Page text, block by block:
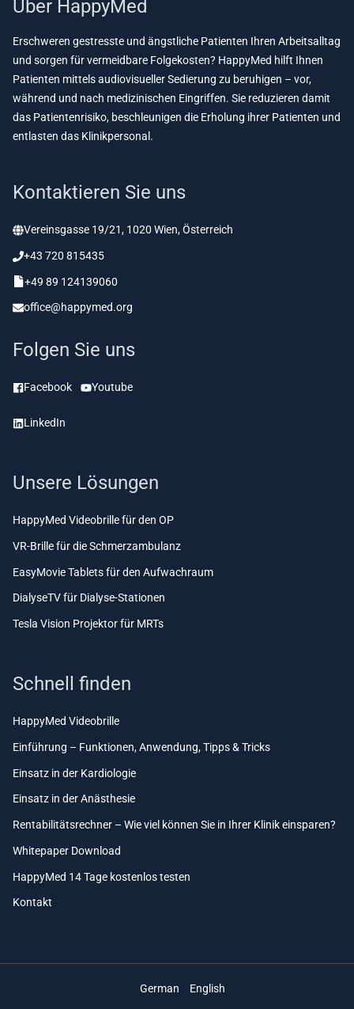
Über HappyMed
Erschweren gestresste und ängstliche Patienten Ihren Arbeitsalltag
und sorgen für vermeidbare Folgekosten? HappyMed hilft Ihnen
Patienten mittels audiovisueller Sedierung zu beruhigen – vor,
während und nach medizinischen Eingriffen. Sie reduzieren damit
das Patientenrisiko, beschleunigen die Erholung ihrer Patienten und
entlasten das Klinikpersonal.
Kontaktieren Sie uns
Vereinsgasse 19/21, 1020 Wien, Österreich
+43 720 815435
+49 89 124139060
office@happymed.org
Folgen Sie uns
Facebook Youtube
LinkedIn
Unsere Lösungen
HappyMed Videobrille für den OP
VR-Brille für die Schmerzambulanz
EasyMovie Tablets für den Aufwachraum
DialyseTV für Dialyse-Stationen
Tesla Vision Projektor für MRTs
Schnell finden
HappyMed Videobrille
Einführung – Funktionen, Anwendung, Tipps & Tricks
Einsatz in der Kardiologie
Einsatz in der Anästhesie
Rentabilitätsrechner – Wie viel können Sie in Ihrer Klinik einsparen?
Whitepaper Download
HappyMed 14 Tage kostenlos testen
Kontakt
German English